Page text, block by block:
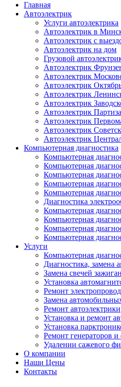
Главная
Автоэлектрик
Услуги автоэлектрика
Автоэлектрик в
Автоэлектрик с
Автоэлектрик на дом
Грузовой
Автоэлектрик
Автоэлектрик
Автоэлектрик
Автоэлектрик
Автоэлектрик
Автоэлектрик
Автоэлектрик
Автоэлектрик
Автоэлектрик
Компьютерная диагностика
Компьютерная
Компьютерная
Компьютерная
Компьютерная
Компьютерная
Диагностика
Компьютерная
Компьютерная
Компьютерная
Компьютерная
Услуги
Компьютерная
Диагностика, замена
Замена свечей
Установка
Ремонт
Замена
Ремонт автоэлектрики
Установка и ремонт
Установка
Ремонт генераторов и
Удалении сажевого
О компании
Наши Цены
Контакты